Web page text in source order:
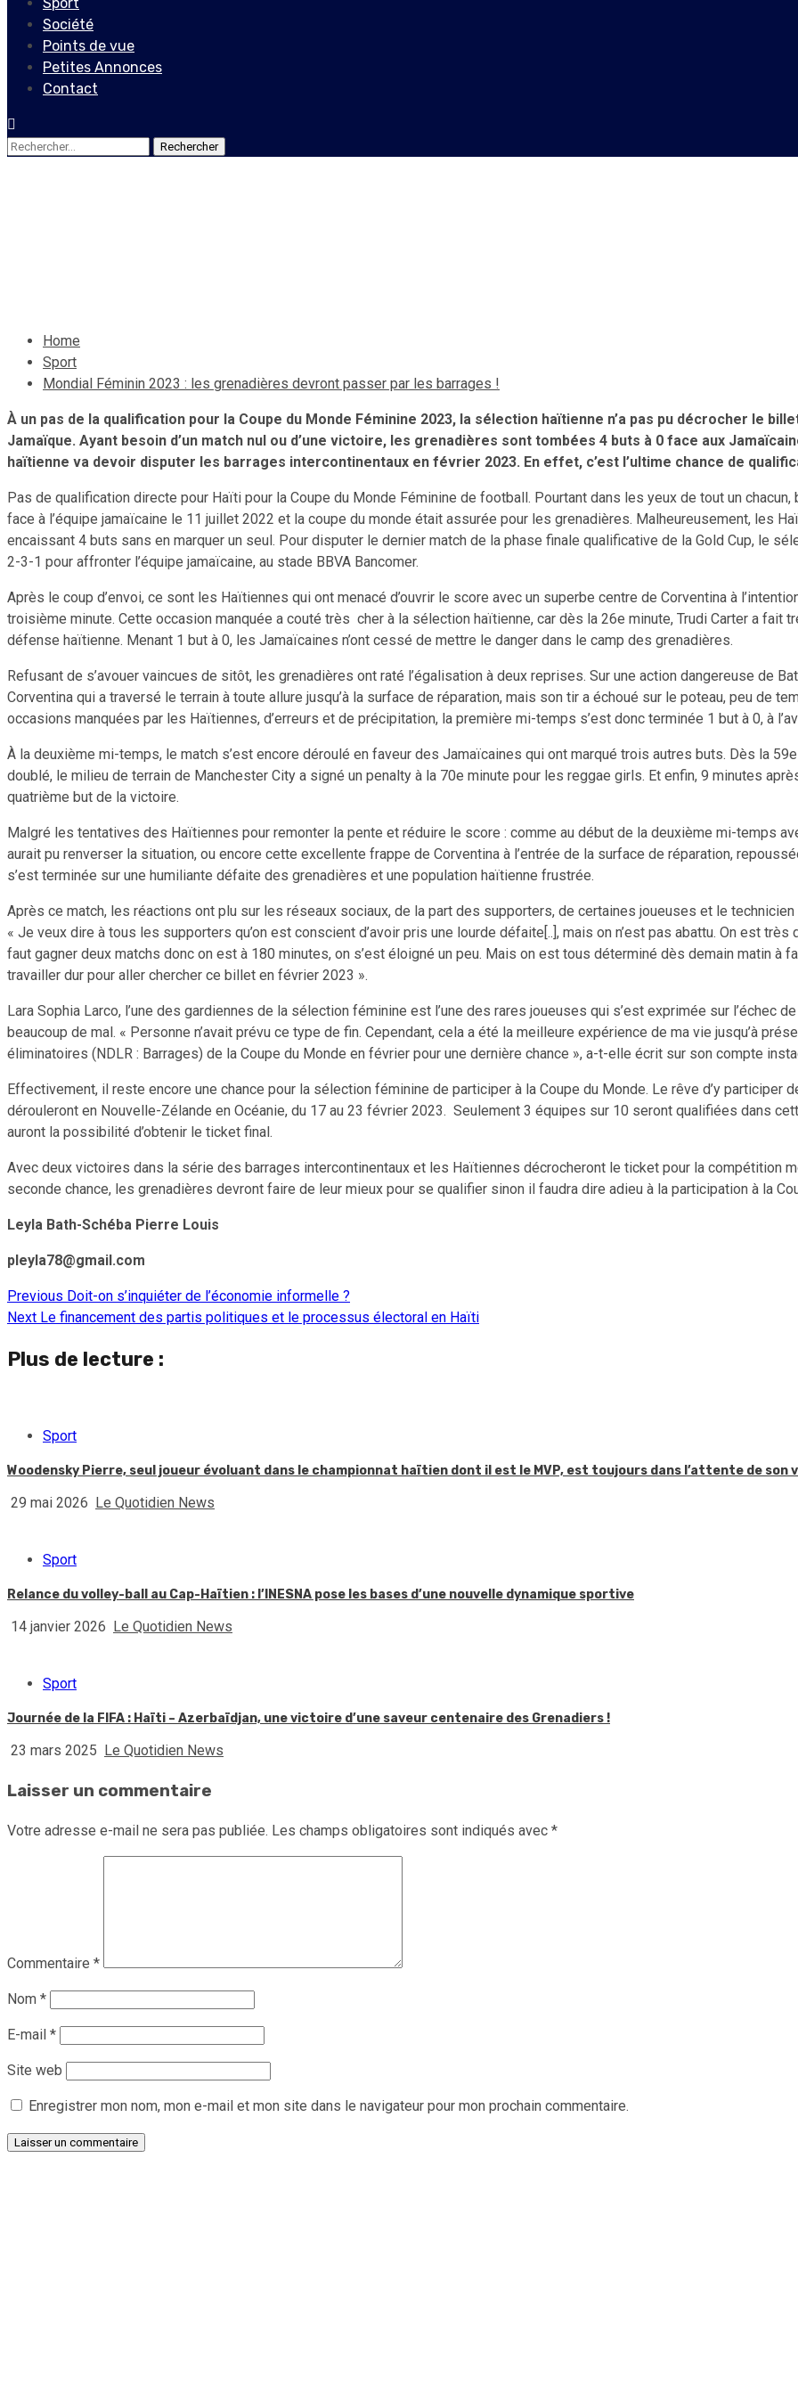
Société
Points de vue
Petites Annonces
Contact
Rechercher :
Home
Sport
Mondial Féminin 2023 : les grenadières devront passer par les barrages !
À un pas de la qualification pour la Coupe du Monde Féminine 2023, la sélection haïtienne n’a pas pu décrocher le
Jamaïque. Ayant besoin d’un match nul ou d’une victoire, les grenadières sont tombées 4 buts à 0 face aux
haïtienne va devoir disputer les barrages intercontinentaux en février 2023. En effet, c’est l’ultime chance de
Pas de qualification directe pour Haïti pour la Coupe du Monde Féminine de football. Pourtant dans les yeux de tout un chacun,
face à l’équipe jamaïcaine le 11 juillet 2022 et la coupe du monde était assurée pour les grenadières. Malheureusement, les
encaissant 4 buts sans en marquer un seul. Pour disputer le dernier match de la phase finale qualificative de la Gold Cup, le
2-3-1 pour affronter l’équipe jamaïcaine, au stade BBVA Bancomer.
Après le coup d’envoi, ce sont les Haïtiennes qui ont menacé d’ouvrir le score avec un superbe centre de Corventina à
troisième minute. Cette occasion manquée a couté très cher à la sélection haïtienne, car dès la 26e minute, Trudi Carter a
défense haïtienne. Menant 1 but à 0, les Jamaïcaines n’ont cessé de mettre le danger dans le camp des grenadières.
Refusant de s’avouer vaincues de sitôt, les grenadières ont raté l’égalisation à deux reprises. Sur une action dangereuse de
Corventina qui a traversé le terrain à toute allure jusqu’à la surface de réparation, mais son tir a échoué sur le poteau, peu de
occasions manquées par les Haïtiennes, d’erreurs et de précipitation, la première mi-temps s’est donc terminée 1 but à 0, à
À la deuxième mi-temps, le match s’est encore déroulé en faveur des Jamaïcaines qui ont marqué trois autres buts. Dès la
doublé, le milieu de terrain de Manchester City a signé un penalty à la 70e minute pour les reggae girls. Et enfin, 9 minutes
quatrième but de la victoire.
Malgré les tentatives des Haïtiennes pour remonter la pente et réduire le score : comme au début de la deuxième mi-temps
aurait pu renverser la situation, ou encore cette excellente frappe de Corventina à l’entrée de la surface de réparation,
s’est terminée sur une humiliante défaite des grenadières et une population haïtienne frustrée.
Après ce match, les réactions ont plu sur les réseaux sociaux, de la part des supporters, de certaines joueuses et le
« Je veux dire à tous les supporters qu’on est conscient d’avoir pris une lourde défaite[..], mais on n’est pas abattu. On est
faut gagner deux matchs donc on est à 180 minutes, on s’est éloigné un peu. Mais on est tous déterminé dès demain matin à
travailler dur pour aller chercher ce billet en février 2023 ».
Lara Sophia Larco, l’une des gardiennes de la sélection féminine est l’une des rares joueuses qui s’est exprimée sur
beaucoup de mal. « Personne n’avait prévu ce type de fin. Cependant, cela a été la meilleure expérience de ma vie jusqu’à
éliminatoires (NDLR : Barrages) de la Coupe du Monde en février pour une dernière chance », a-t-elle écrit sur son compte
Effectivement, il reste encore une chance pour la sélection féminine de participer à la Coupe du Monde. Le rêve d’y participer
dérouleront en Nouvelle-Zélande en Océanie, du 17 au 23 février 2023. Seulement 3 équipes sur 10 seront qualifiées dans
auront la possibilité d’obtenir le ticket final.
Avec deux victoires dans la série des barrages intercontinentaux et les Haïtiennes décrocheront le ticket pour la compétition
seconde chance, les grenadières devront faire de leur mieux pour se qualifier sinon il faudra dire adieu à la participation à la
Leyla Bath-Schéba Pierre Louis
pleyla78@gmail.com
Continue
Previous Doit-on s’inquiéter de l’économie informelle ?
Next Le financement des partis politiques et le processus électoral en Haïti
Plus de lecture :
Sport
Woodensky Pierre, seul joueur évoluant dans le championnat haïtien dont il est le MVP, est toujours dans l’attente de son
29 mai 2026 Le Quotidien News
Sport
Relance du volley-ball au Cap-Haïtien : l’INESNA pose les bases d’une nouvelle dynamique sportive
14 janvier 2026 Le Quotidien News
Sport
Journée de la FIFA : Haïti – Azerbaïdjan, une victoire d’une saveur centenaire des Grenadiers !
23 mars 2025 Le Quotidien News
Laisser un commentaire
Votre adresse e-mail ne sera pas publiée. Les champs obligatoires sont indiqués avec *
Commentaire *
Nom *
E-mail *
Site web
Enregistrer mon nom, mon e-mail et mon site dans le navigateur pour mon prochain commentaire.